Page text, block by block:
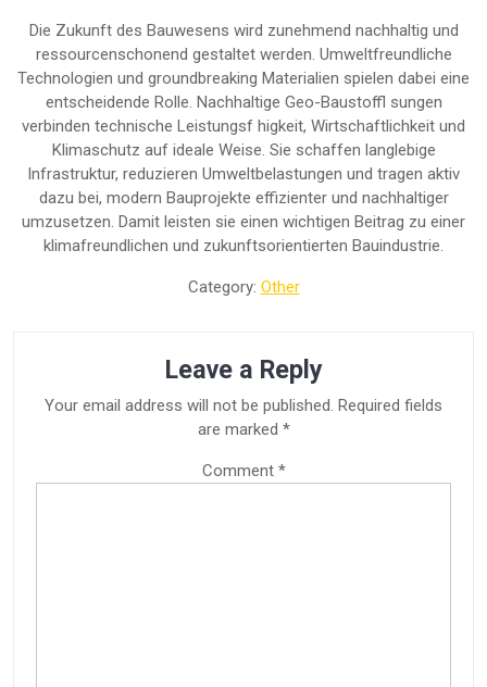
Die Zukunft des Bauwesens wird zunehmend nachhaltig und
ressourcenschonend gestaltet werden. Umweltfreundliche
Technologien und groundbreaking Materialien spielen dabei eine
entscheidende Rolle. Nachhaltige Geo-Baustoffl sungen
verbinden technische Leistungsf higkeit, Wirtschaftlichkeit und
Klimaschutz auf ideale Weise. Sie schaffen langlebige
Infrastruktur, reduzieren Umweltbelastungen und tragen aktiv
dazu bei, modern Bauprojekte effizienter und nachhaltiger
umzusetzen. Damit leisten sie einen wichtigen Beitrag zu einer
klimafreundlichen und zukunftsorientierten Bauindustrie.
Category: Other
Leave a Reply
Your email address will not be published. Required fields
are marked *
Comment *